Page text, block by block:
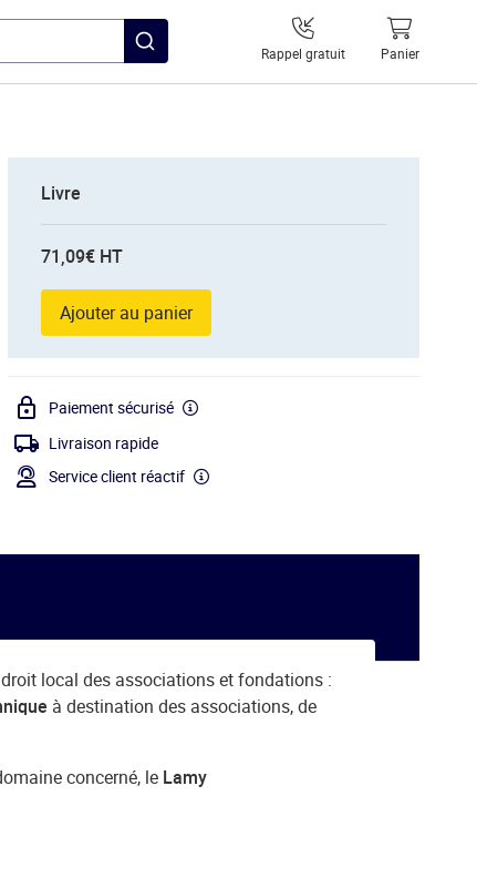
Rappel gratuit Panier
Livre
71,09€ HT
Ajouter au panier
Paiement sécurisé
Livraison rapide
Service client réactif
local des associations et fondations :
à destination des associations, de
concerné, le Lamy